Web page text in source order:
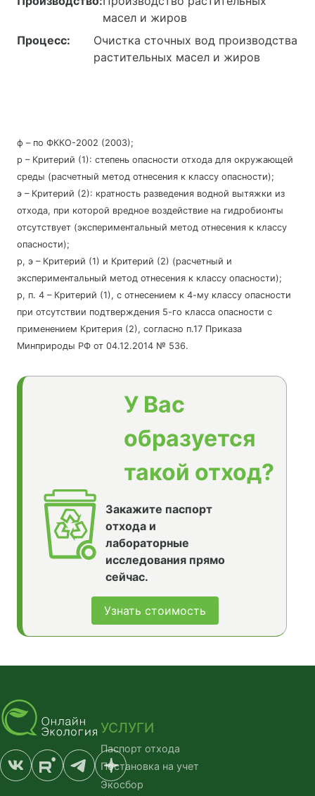
масел и жиров
Процесс:
Очистка сточных вод производства
растительных масел и жиров
ф – по ФККО-2002 (2003);
р – Критерий (1): степень опасности отхода для окружающей
среды (расчетный метод отнесения к классу опасности);
э – Критерий (2): кратность разведения водной вытяжки из
отхода, при которой вредное воздействие на гидробионты
отсутствует (экспериментальный метод отнесения к классу
опасности);
р, э – Критерий (1) и Критерий (2) (расчетный и
экспериментальный метод отнесения к классу опасности);
р, п. 4 – Критерий (1), с отнесением к 4-му классу опасности
при отсутствии подтверждения 5-го класса опасности с
применением Критерия (2), согласно п.17 Приказа
Минприроды РФ от 04.12.2014 № 536.
У Вас
образуется
такой отход?
Закажите паспорт
отхода и
лабораторные
исследования прямо
сейчас.
Узнать стоимость
УСЛУГИ
Паспорт отхода
Постановка на учет
Экосбор